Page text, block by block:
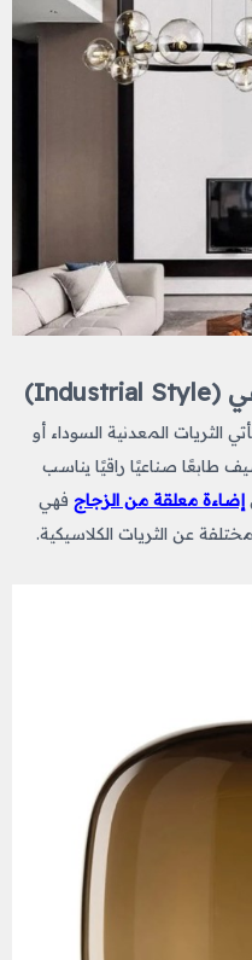
الثريات المعدنية السوداء أو
طابعًا صناعيًا راقيًا يناسب
إضاءة معلقة من الزجاج فهي
عن الثريات الكلاسيكية.